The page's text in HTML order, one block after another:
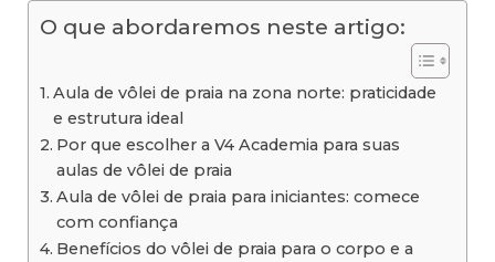
O que abordaremos neste artigo:
Aula de vôlei de praia na zona norte: praticidade
e estrutura ideal
Por que escolher a V4 Academia para suas
aulas de vôlei de praia
Aula de vôlei de praia para iniciantes: comece
com confiança
Benefícios do vôlei de praia para o corpo e a